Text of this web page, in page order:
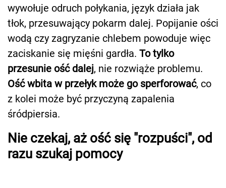
wywołuje odruch połykania, język działa jak
tłok, przesuwający pokarm dalej. Popijanie ości
wodą czy zagryzanie chlebem powoduje więc
zaciskanie się mięśni gardła. To tylko
przesunie ość dalej, nie rozwiąże problemu.
Ość wbita w przełyk może go sperforować, co
z kolei może być przyczyną zapalenia
śródpiersia.
Nie czekaj, aż ość się "rozpuści", od
razu szukaj pomocy